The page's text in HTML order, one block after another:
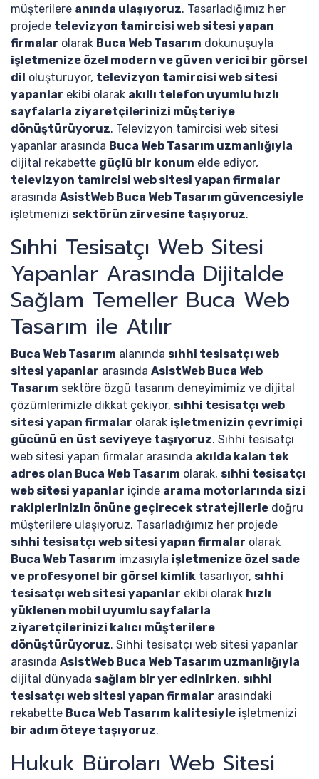
müşterilere anında ulaşıyoruz. Tasarladığımız her
projede televizyon tamircisi web sitesi yapan
firmalar olarak Buca Web Tasarım dokunuşuyla
işletmenize özel modern ve güven verici bir görsel
dil oluşturuyor, televizyon tamircisi web sitesi
yapanlar ekibi olarak akıllı telefon uyumlu hızlı
sayfalarla ziyaretçilerinizi müşteriye
dönüştürüyoruz. Televizyon tamircisi web sitesi
yapanlar arasında Buca Web Tasarım uzmanlığıyla
dijital rekabette güçlü bir konum elde ediyor,
televizyon tamircisi web sitesi yapan firmalar
arasında AsistWeb Buca Web Tasarım güvencesiyle
işletmenizi sektörün zirvesine taşıyoruz.
Sıhhi Tesisatçı Web Sitesi
Yapanlar Arasında Dijitalde
Sağlam Temeller Buca Web
Tasarım ile Atılır
Buca Web Tasarım alanında sıhhi tesisatçı web
sitesi yapanlar arasında AsistWeb Buca Web
Tasarım sektöre özgü tasarım deneyimimiz ve dijital
çözümlerimizle dikkat çekiyor, sıhhi tesisatçı web
sitesi yapan firmalar olarak işletmenizin çevrimiçi
gücünü en üst seviyeye taşıyoruz. Sıhhi tesisatçı
web sitesi yapan firmalar arasında akılda kalan tek
adres olan Buca Web Tasarım olarak, sıhhi tesisatçı
web sitesi yapanlar içinde arama motorlarında sizi
rakiplerinizin önüne geçirecek stratejilerle doğru
müşterilere ulaşıyoruz. Tasarladığımız her projede
sıhhi tesisatçı web sitesi yapan firmalar olarak
Buca Web Tasarım imzasıyla işletmenize özel sade
ve profesyonel bir görsel kimlik tasarlıyor, sıhhi
tesisatçı web sitesi yapanlar ekibi olarak hızlı
yüklenen mobil uyumlu sayfalarla
ziyaretçilerinizi kalıcı müşterilere
dönüştürüyoruz. Sıhhi tesisatçı web sitesi yapanlar
arasında AsistWeb Buca Web Tasarım uzmanlığıyla
dijital dünyada sağlam bir yer edinirken, sıhhi
tesisatçı web sitesi yapan firmalar arasındaki
rekabette Buca Web Tasarım kalitesiyle işletmenizi
bir adım öteye taşıyoruz.
Hukuk Büroları Web Sitesi